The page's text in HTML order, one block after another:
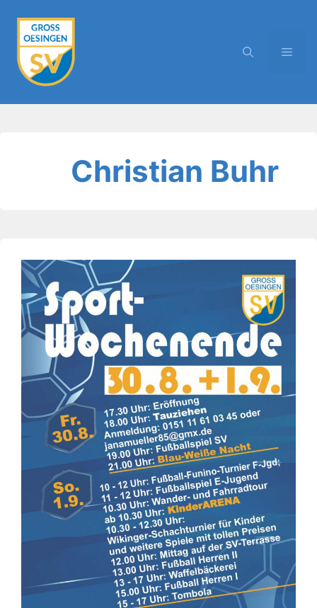
springen
Christian Buhr